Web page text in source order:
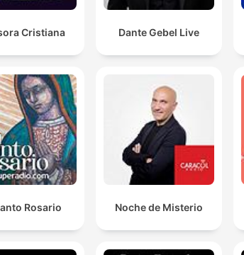
Cristiana Dante Gebel Live
Rosario Noche de Misterio